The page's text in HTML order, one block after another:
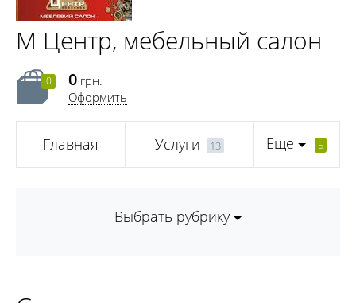
М Центр, мебельный салон
0 0 грн.
Оформить
Главная Услуги 13 Еще 5
Выбрать рубрику